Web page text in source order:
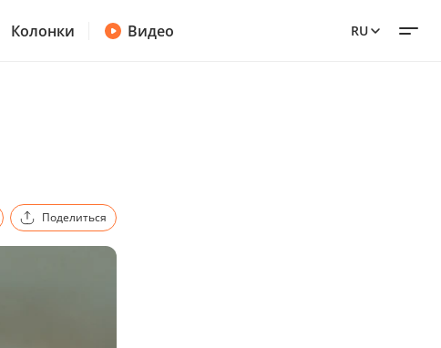
Колонки Видео RU
Поделиться